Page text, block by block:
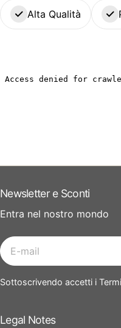
Alta Qualità
Legal Notes
Newsletter e Sconti
Entra nel nostro mondo
E-
mail
Sottoscrivendo accetti i